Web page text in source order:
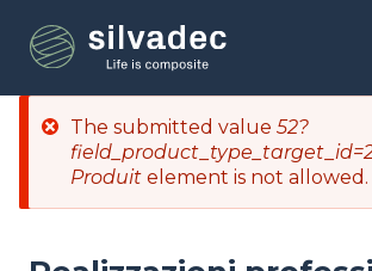
contenuto
Messaggio
di
errore
The submitted value 52?
Produit element is not allowed.